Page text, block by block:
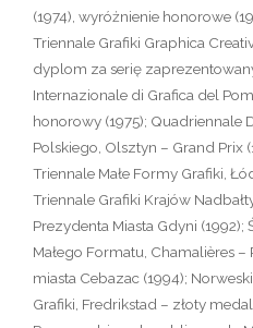
(1974), wyróżnienie honorowe
Triennale Grafiki Graphica
dyplom za serię
Internazionale di Grafica del
honorowy (1975); Quadriennale
Polskiego, Olsztyn – Grand Prix
Triennale Małe Formy Grafiki,
Triennale Grafiki Krajów
Prezydenta Miasta Gdyni (1992);
Małego Formatu, Chamalières
miasta Cebazac (1994);
Grafiki, Fredrikstad – złoty medal